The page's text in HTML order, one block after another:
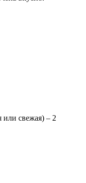
или свежая) – 2